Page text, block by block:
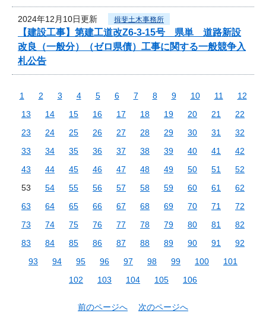
2024年12月10日更新 揖斐土木事務所
【建設工事】第建工道改Z6-3-15号 県単 道路新設
改良（一般分）（ゼロ県債）工事に関する一般競争入
札公告
1 2 3 4 5 6 7 8 9 10 11
12
13
14 15 16 17 18 19 20 21
22
23
24 25 26 27 28 29 30 31
32
33
34 35 36 37 38 39 40 41
42
43
44 45 46 47 48 49 50 51
52
53
54 55 56 57 58 59 60 61
62
63
64 65 66 67 68 69 70 71
72
73
74 75 76 77 78 79 80 81
82
83
84 85 86 87 88 89 90 91
92
93
94 95 96 97 98 99 100
101
102
103 104 105 106
前のページへ 次のページへ